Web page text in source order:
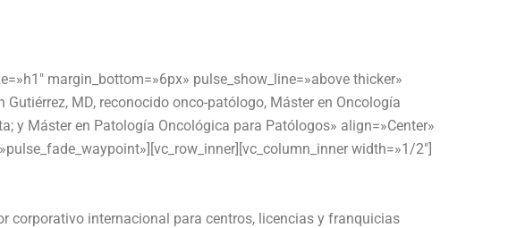
margin_bottom=»6px» pulse_show_line=»above thicker»
MD, reconocido onco-patólogo, Máster en Oncología
y Máster en Patología Oncológica para Patólogos» align=»Center»
width=»1/2″]
corporativo internacional para centros, licencias y franquicias